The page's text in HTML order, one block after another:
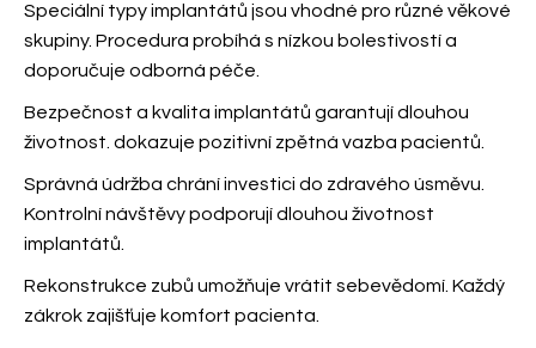
Speciální typy implantátů jsou vhodné pro různé věkové
skupiny. Procedura probíhá s nízkou bolestivostí a
doporučuje odborná péče.
Bezpečnost a kvalita implantátů garantují dlouhou
životnost. dokazuje pozitivní zpětná vazba pacientů.
Správná údržba chrání investici do zdravého úsměvu.
Kontrolní návštěvypodporují dlouhou životnost
implantátů.
Rekonstrukce zubů umožňuje vrátit sebevědomí. Každý
zákrok zajišťuje komfort pacienta.